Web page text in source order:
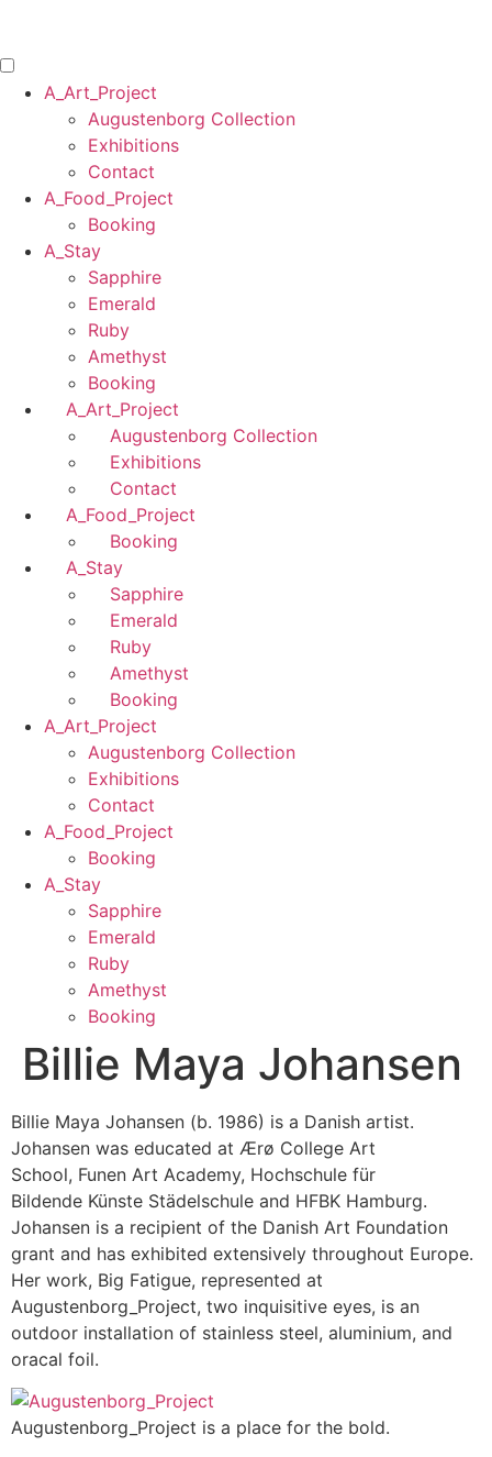
content
A_Art_Project
Augustenborg Collection
Exhibitions
Contact
A_Food_Project
Booking
A_Stay
Sapphire
Emerald
Ruby
Amethyst
Booking
A_Art_Project
Augustenborg Collection
Exhibitions
Contact
A_Food_Project
Booking
A_Stay
Sapphire
Emerald
Ruby
Amethyst
Booking
A_Art_Project
Augustenborg Collection
Exhibitions
Contact
A_Food_Project
Booking
A_Stay
Sapphire
Emerald
Ruby
Amethyst
Booking
Billie Maya Johansen
Billie Maya Johansen (b. 1986) is a Danish artist.
Johansen was educated at Ærø College Art
School, Funen Art Academy, Hochschule für
Bildende Künste Städelschule and HFBK Hamburg.
Johansen is a recipient of the Danish Art Foundation
grant and has exhibited extensively throughout Europe.
Her work, Big Fatigue, represented at
Augustenborg_Project, two inquisitive eyes, is an
outdoor installation of stainless steel, aluminium, and
oracal foil.
Augustenborg_Project is a place for the bold.